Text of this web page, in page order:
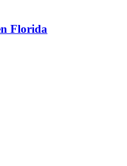
Florida